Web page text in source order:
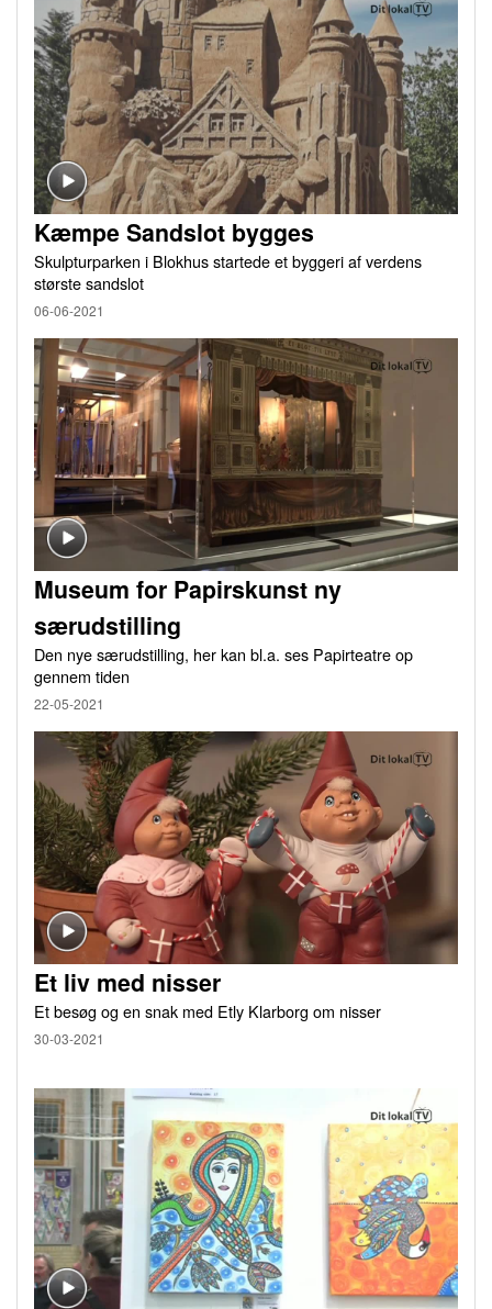
Kæmpe Sandslot bygges
Skulpturparken i Blokhus startede et byggeri af verdens
største sandslot
06-06-2021
Museum for Papirskunst ny
særudstilling
Den nye særudstilling, her kan bl.a. ses Papirteatre op
gennem tiden
22-05-2021
Et liv med nisser
Et besøg og en snak med Etly Klarborg om nisser
30-03-2021